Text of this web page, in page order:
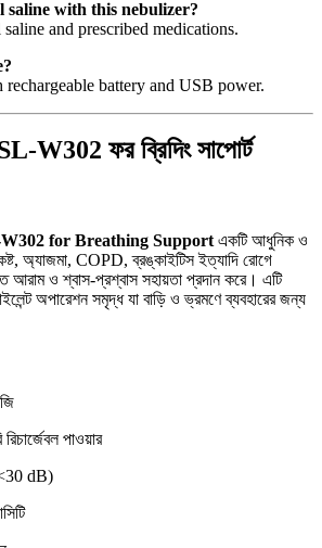
saline with this nebulizer?
and prescribed medications.
battery and USB power.
W302 ফর ব্রিদিং সাপোর্ট
for Breathing Support একটি আধুনিক ও
অ্যাজমা, COPD, ব্রঙ্কাইটিস ইত্যাদি রোগে
ও শ্বাস-প্রশ্বাস সহায়তা প্রদান করে। এটি
অপারেশন সমৃদ্ধ যা বাড়ি ও ভ্রমণে ব্যবহারের জন্য
পাওয়ার
dB)